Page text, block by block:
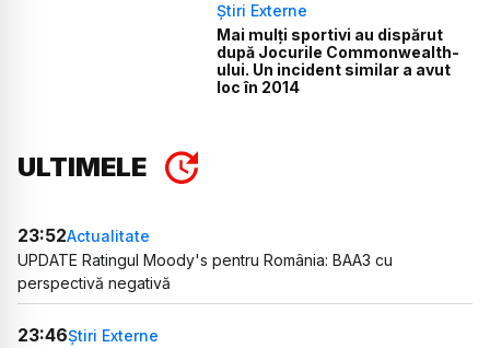
Știri Externe
Mai mulți sportivi au dispărut
după Jocurile Commonwealth-
ului. Un incident similar a avut
loc în 2014
ULTIMELE
23:52Actualitate
UPDATE Ratingul Moody's pentru România: BAA3 cu
perspectivă negativă
23:46Știri Externe